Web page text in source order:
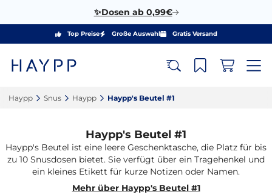
✨Dosen ab 0,99€
Top Preise Große Auswahl Gratis Versand
Haypp‎ Snus‎ Haypp‎ Haypp's Beutel #1‎
Haypp's Beutel #1
Haypp's Beutel ist eine leere Geschenktasche, die Platz für bis
zu 10 Snusdosen bietet. Sie verfügt über ein Tragehenkel und
ein kleines Etikett für kurze Notizen oder Namen.
Mehr über Haypp's Beutel #1